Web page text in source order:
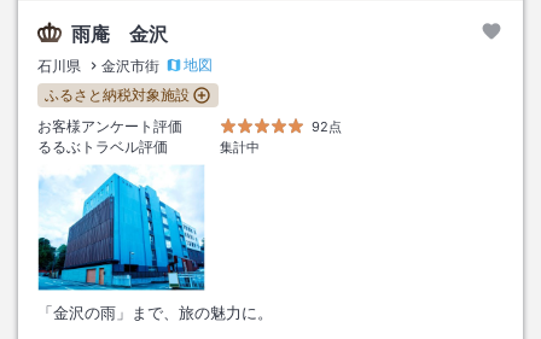
雨庵 金沢
石川県 金沢市街
地図
ふるさと納税対象施設
お客様アンケート評価
92点
るるぶトラベル評価 集計中
「金沢の雨」まで、旅の魅力に。